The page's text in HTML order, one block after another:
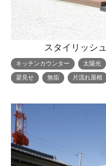
スタイリッシ
キッチンカウンター 太陽光
梁見せ
無垢 片流れ屋根